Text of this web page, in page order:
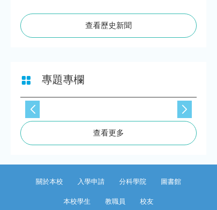
查看歷史新聞
專題專欄
查看更多
關於本校 入學申請 分科學院 圖書館
本校學生 教職員 校友